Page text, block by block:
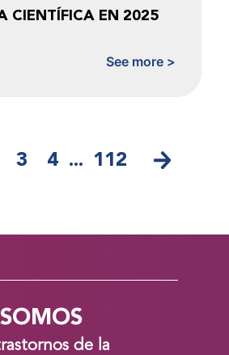
CIENTÍFICA EN 2025
See more >
3 4 ... 112
de la